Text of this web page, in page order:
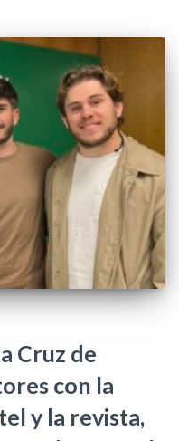
Cruz de
con la
y la revista,